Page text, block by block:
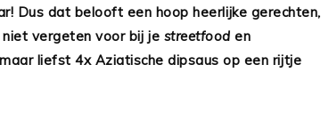
Dus dat belooft een hoop heerlijke gerechten,
vergeten voor bij je streetfood en
liefst 4x Aziatische dipsaus op een rijtje